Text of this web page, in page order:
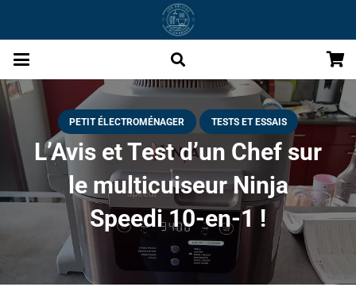
PETIT ÉLECTROMÉNAGER TESTS ET ESSAIS
L’Avis et Test d’un Chef sur
le multicuiseur Ninja
Speedi 10-en-1 !